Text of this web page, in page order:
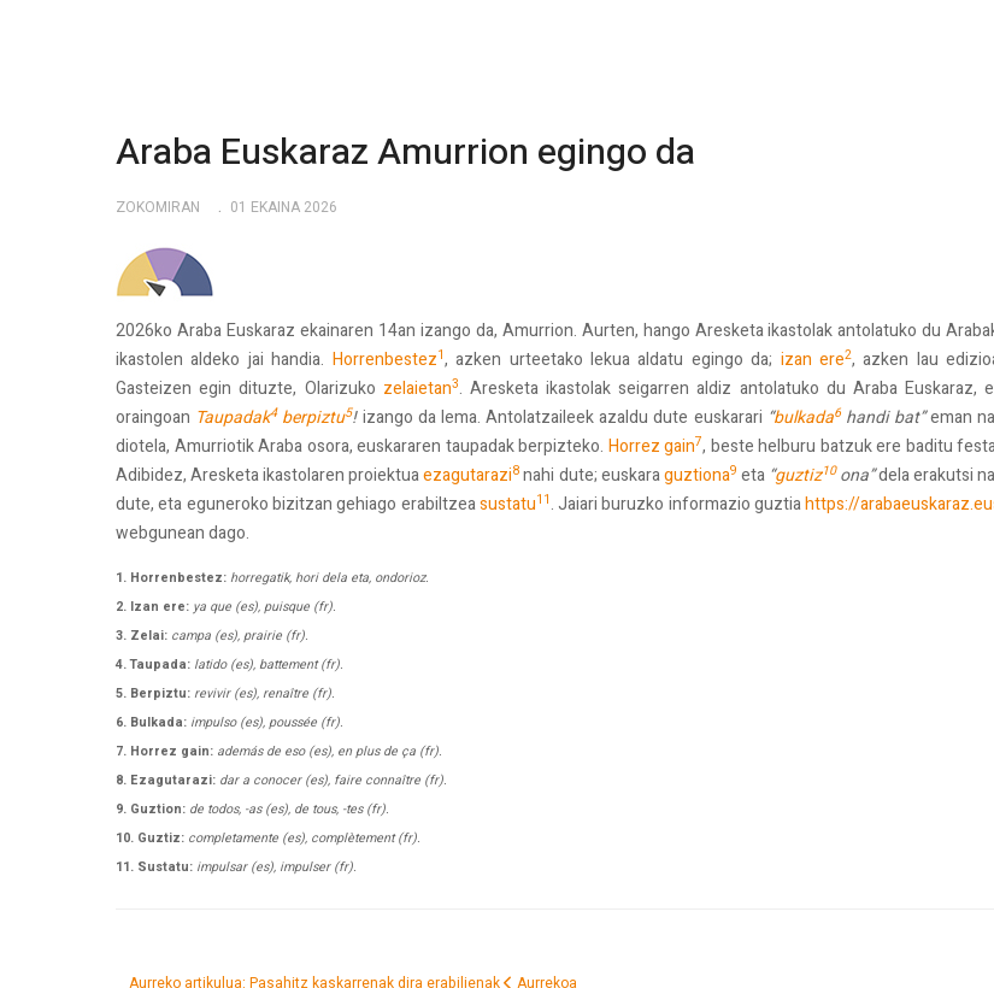
Araba Euskaraz Amurrion egingo da
ZOKOMIRAN 01 EKAINA 2026
2026ko Araba Euskaraz ekainaren 14an izango da, Amurrion. Aurten, hango Aresketa ikastolak antolatuko du
ikastolen aldeko jai handia. Horrenbestez1, azken urteetako lekua aldatu egingo da; izan ere2, azken lau
Gasteizen egin dituzte, Olarizuko zelaietan3. Aresketa ikastolak seigarren aldiz antolatuko du Araba Euskaraz,
oraingoan Taupadak4 berpiztu5!izango da lema. Antolatzaileek azaldu dute euskarari “bulkada6handi bat”eman
diotela, Amurriotik Araba osora, euskararen taupadak berpizteko. Horrez gain7, beste helburu batzuk ere baditu
Adibidez, Aresketa ikastolaren proiektuaezagutarazi8 nahi dute; euskaraguztiona9 eta “guztiz10ona”dela erakutsi
dute, eta eguneroko bizitzan gehiago erabiltzeasustatu11 . Jaiari buruzko informazio guztiahttps://
webgunean dago.
1. Horrenbestez: horregatik, hori dela eta, ondorioz.
2. Izan ere: ya que (es), puisque (fr).
3. Zelai: campa (es), prairie (fr).
4. Taupada: latido (es), battement (fr).
5. Berpiztu: revivir (es), renaître (fr).
6. Bulkada: impulso (es), poussée (fr).
7. Horrez gain: además de eso (es), en plus de ça (fr).
8. Ezagutarazi: dar a conocer (es), faire connaître (fr).
9. Guztion: de todos, -as (es), de tous, -tes (fr).
10. Guztiz: completamente (es), complètement (fr).
11. Sustatu: impulsar (es), impulser (fr).
Aurreko artikulua: Pasahitz kaskarrenak dira erabilienak
Aurrekoa